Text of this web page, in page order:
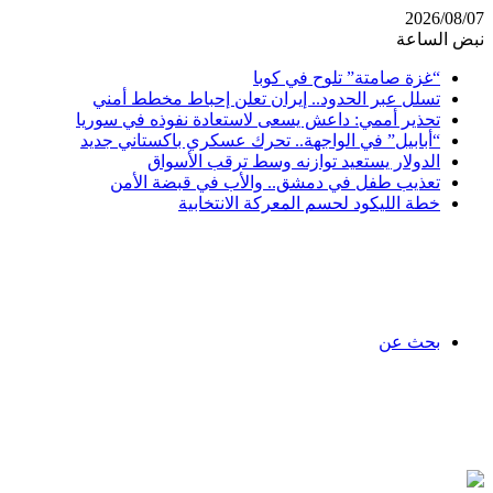
2026/08/07
نبض الساعة
“غزة صامتة” تلوح في كوبا
تسلل عبر الحدود.. إيران تعلن إحباط مخطط أمني
تحذير أممي: داعش يسعى لاستعادة نفوذه في سوريا
“أبابيل” في الواجهة.. تحرك عسكري باكستاني جديد
الدولار يستعيد توازنه وسط ترقب الأسواق
تعذيب طفل في دمشق.. والأب في قبضة الأمن
خطة الليكود لحسم المعركة الانتخابية
بحث عن